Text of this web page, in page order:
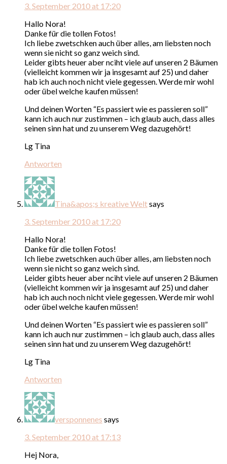
3. September 2010 at 17:20
Hallo Nora!
Danke für die tollen Fotos!
Ich liebe zwetschken auch über alles, am liebsten noch
wenn sie nicht so ganz weich sind.
Leider gibts heuer aber nciht viele auf unseren 2 Bäumen
(vielleicht kommen wir ja insgesamt auf 25) und daher
hab ich auch noch nicht viele gegessen. Werde mir wohl
oder übel welche kaufen müssen!
Und deinen Worten “Es passiert wie es passieren soll”
kann ich auch nur zustimmen – ich glaub auch, dass alles
seinen sinn hat und zu unserem Weg dazugehört!
Lg Tina
Antworten
Tina&apos;s kreative Weltsays
3. September 2010 at 17:20
Hallo Nora!
Danke für die tollen Fotos!
Ich liebe zwetschken auch über alles, am liebsten noch
wenn sie nicht so ganz weich sind.
Leider gibts heuer aber nciht viele auf unseren 2 Bäumen
(vielleicht kommen wir ja insgesamt auf 25) und daher
hab ich auch noch nicht viele gegessen. Werde mir wohl
oder übel welche kaufen müssen!
Und deinen Worten “Es passiert wie es passieren soll”
kann ich auch nur zustimmen – ich glaub auch, dass alles
seinen sinn hat und zu unserem Weg dazugehört!
Lg Tina
Antworten
versponnenes says
3. September 2010 at 17:13
Hej Nora,